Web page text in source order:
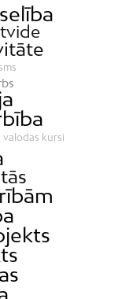
valodas kursi